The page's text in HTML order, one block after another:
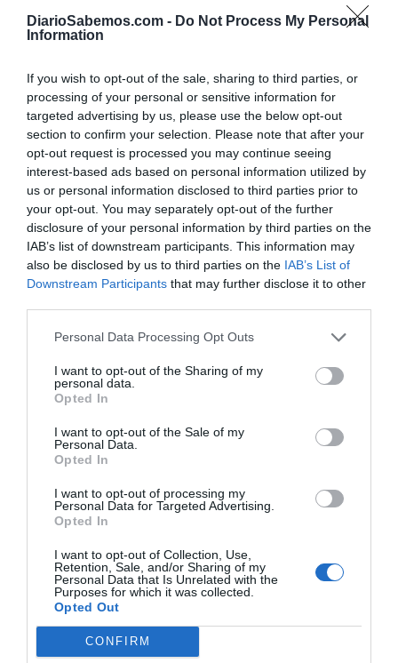
DiarioSabemos.com - Do Not Process My Personal
Information
If you wish to opt-out of the sale, sharing to third parties, or
processing of your personal or sensitive information for
targeted advertising by us, please use the below opt-out
section to confirm your selection. Please note that after your
opt-out request is processed you may continue seeing
interest-based ads based on personal information utilized by
us or personal information disclosed to third parties prior to
your opt-out. You may separately opt-out of the further
disclosure of your personal information by third parties on the
IAB’s list of downstream participants. This information may
also be disclosed by us to third parties on the IAB’s List of
Downstream Participants that may further disclose it to other
Personal Data Processing Opt Outs
I want to opt-out of the Sharing of my
personal data.
Opted In
I want to opt-out of the Sale of my
Personal Data.
Opted In
I want to opt-out of processing my
Personal Data for Targeted Advertising.
Opted In
I want to opt-out of Collection, Use,
Retention, Sale, and/or Sharing of my
Personal Data that Is Unrelated with the
Purposes for which it was collected.
Opted Out
CONFIRM
Mientras los contribuyentes estadounidenses enfrentan el
aumento de precios derivado de las guerras comerciales,
su presidente parece estar recolectandobeneficios
económicos en el extranjeromediante acuerdos que
mezclan la diplomacia con el lucro personal. La concesión
de marcas registradas y la financiación gubernamental
vietnamita para despejar terrenos de construcción son
pruebas de un modelo de gestión donde la
ha sido desplazadapor la rentabilidad privada. En este
escenario, Vietnam no solo construye un campo de golf,
poder en Washington, pagado con el sacrificio de miles de
sus propios ciudadanos.
AñadirDiarioSabemoscomo fuente preferida de
Google de forma gratuita
Mantente informado con las últimas noticias de actualidad.
ACTIVAR AHORA